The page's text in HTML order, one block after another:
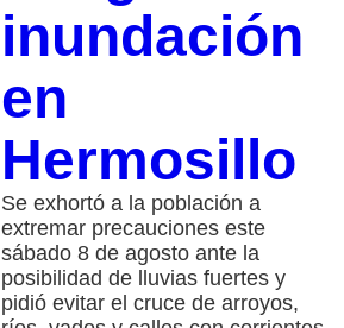
inundación
en
Hermosillo
Se exhortó a la población a
extremar precauciones este
sábado 8 de agosto ante la
posibilidad de lluvias fuertes y
pidió evitar el cruce de arroyos,